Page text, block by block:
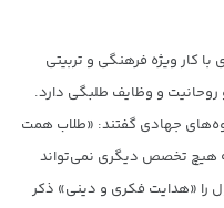
کار ویژه فرهنگی و تربیتی
روحانیت و وظایف طلبگی دارد.
جهادی گفتند: «طلاب همت
هیچ تخصص دیگری نمی‌تواند
را «هدایت فکری و دینی» ذکر